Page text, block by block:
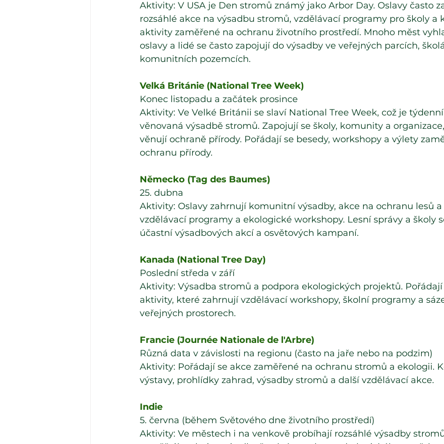
Aktivity: V USA je Den stromů známý jako Arbor Day. Oslavy často
rozsáhlé akce na výsadbu stromů, vzdělávací programy pro školy
aktivity zaměřené na ochranu životního prostředí. Mnoho měst
oslavy a lidé se často zapojují do výsadby ve veřejných parcích,
komunitních pozemcích.
Velká Británie (National Tree Week)
Konec listopadu a začátek prosince
Aktivity: Ve Velké Británii se slaví National Tree Week, což je
věnovaná výsadbě stromů. Zapojují se školy, komunity a
věnují ochraně přírody. Pořádají se besedy, workshopy a výlety
ochranu přírody.
Německo (Tag des Baumes)
25. dubna
Aktivity: Oslavy zahrnují komunitní výsadby, akce na ochranu lesů
vzdělávací programy a ekologické workshopy. Lesní správy a školy
účastní výsadbových akcí a osvětových kampaní.
Kanada (National Tree Day)
Poslední středa v září
Aktivity: Výsadba stromů a podpora ekologických projektů.
aktivity, které zahrnují vzdělávací workshopy, školní programy a
veřejných prostorech.
Francie (Journée Nationale de l'Arbre)
Různá data v závislosti na regionu (často na jaře nebo na podzim)
Aktivity: Pořádají se akce zaměřené na ochranu stromů a ekologii.
výstavy, prohlídky zahrad, výsadby stromů a další vzdělávací akce.
Indie
5. června (během Světového dne životního prostředí)
Aktivity: Ve městech i na venkově probíhají rozsáhlé výsadby